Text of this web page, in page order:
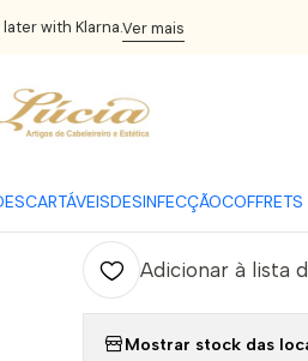
DESINFECÇÃO
later with Klarna.Ver mais
Vynn Victoria Vynn Pure 209
|
Victoria
Quantidade
Adicionar à lista
Mostrar stock das